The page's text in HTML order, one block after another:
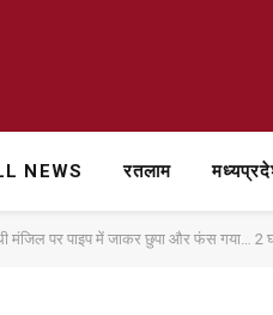
NEWS रतलाम
मंजिल पर पाइप में जाकर छुपा और फंस गया…